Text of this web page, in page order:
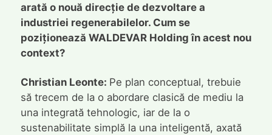
arată o nouă direcție de dezvoltare a
industriei regenerabilelor. Cum se
poziționează WALDEVAR Holding în acest nou
context?
Christian Leonte: Pe plan conceptual, trebuie
să trecem de la o abordare clasică de mediu la
una integrată tehnologic, iar de la o
sustenabilitate simplă la una inteligentă, axată